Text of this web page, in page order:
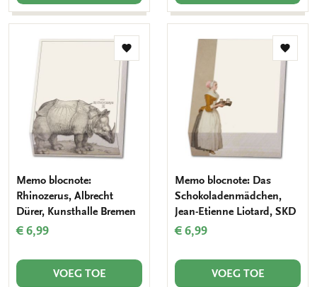
Toevoegen
aan
verlanglijst
Memo blocnote:
Rhinozerus, Albrecht
Dürer, Kunsthalle Bremen
€ 6,99
VOEG TOE
aan
Memo blocnote: Das
Schokoladenmädchen,
Jean-Etienne Liotard, SKD
€ 6,99
VOEG TOE